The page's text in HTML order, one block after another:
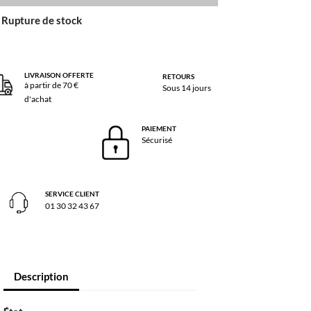
Rupture de stock
LIVRAISON OFFERTE
à partir de 70 €
d'achat
RETOURS
Sous 14 jours
PAIEMENT
Sécurisé
SERVICE CLIENT
01 30 32 43 67
Description